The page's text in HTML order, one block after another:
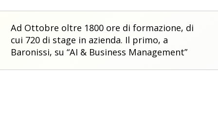
Ad Ottobre oltre 1800 ore di formazione, di
cui 720 di stage in azienda. Il primo, a
Baronissi, su “AI & Business Management”